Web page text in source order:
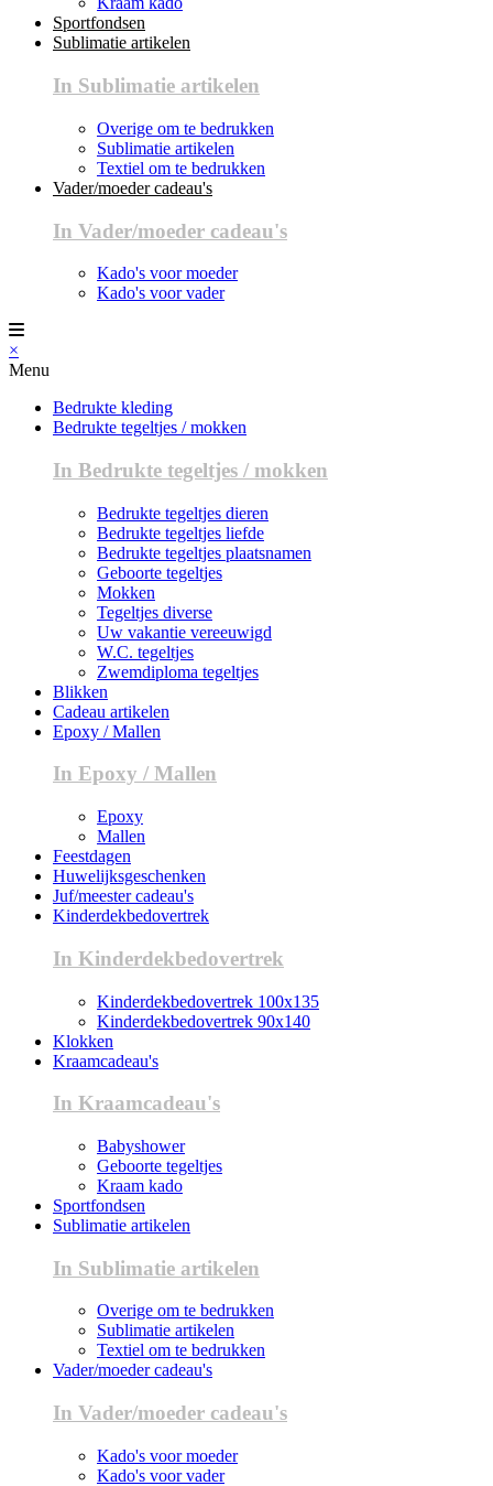
Sportfondsen
Sublimatie artikelen
In Sublimatie artikelen
Overige om te bedrukken
Sublimatie artikelen
Textiel om te bedrukken
Vader/moeder cadeau's
In Vader/moeder cadeau's
Kado's voor moeder
Kado's voor vader
×
Menu
Bedrukte kleding
Bedrukte tegeltjes / mokken
In Bedrukte tegeltjes / mokken
Bedrukte tegeltjes dieren
Bedrukte tegeltjes liefde
Bedrukte tegeltjes plaatsnamen
Geboorte tegeltjes
Mokken
Tegeltjes diverse
Uw vakantie vereeuwigd
W.C. tegeltjes
Zwemdiploma tegeltjes
Blikken
Cadeau artikelen
Epoxy / Mallen
In Epoxy / Mallen
Epoxy
Mallen
Feestdagen
Huwelijksgeschenken
Juf/meester cadeau's
Kinderdekbedovertrek
In Kinderdekbedovertrek
Kinderdekbedovertrek 100x135
Kinderdekbedovertrek 90x140
Klokken
Kraamcadeau's
In Kraamcadeau's
Babyshower
Geboorte tegeltjes
Kraam kado
Sportfondsen
Sublimatie artikelen
In Sublimatie artikelen
Overige om te bedrukken
Sublimatie artikelen
Textiel om te bedrukken
Vader/moeder cadeau's
In Vader/moeder cadeau's
Kado's voor moeder
Kado's voor vader